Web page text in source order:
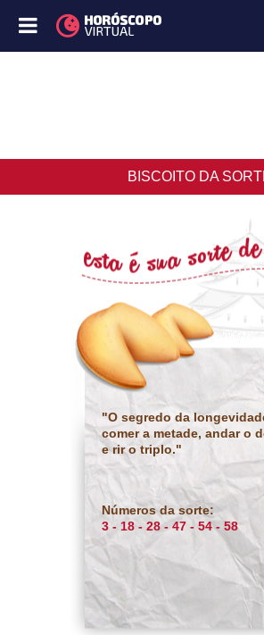
BISCOITO DA
"O segredo da
comer a metade, andar o
e rir o triplo."
Números da sorte:
3 - 18 - 28 - 47 - 54 - 58